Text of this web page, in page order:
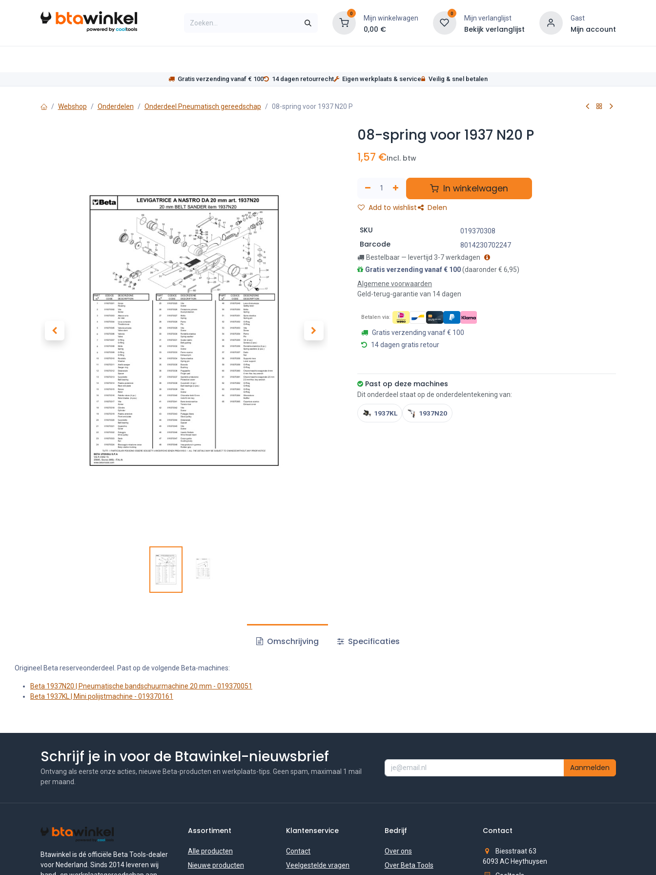
0
Mijn winkelwagen
0,00 €
0
Mijn verlanglijst
Bekijk verlanglijst
Gast
Mijn account
Gratis verzending vanaf € 100 14 dagen retourrecht Eigen werkplaats & service Veilig & snel betalen
Webshop Onderdelen Onderdeel Pneumatisch gereedschap 08-spring voor 1937 N20 P
08-spring voor 1937 N20 P
1,57 €Incl. btw
In winkelwagen
Add to wishlist Delen
SKU 019370308
Barcode
8014230702247
Bestelbaar — levertijd 3-7 werkdagen
Gratis verzending vanaf € 100(daaronder € 6,95)
Algemene voorwaarden
Geld-terug-garantie van 14 dagen
Betalen via:
Gratis verzending vanaf € 100
14 dagen gratis retour
Past op deze machines
Dit onderdeel staat op de onderdelentekening van:
1937KL 1937N20
Omschrijving Specificaties
Origineel Beta reserveonderdeel. Past op de volgende Beta-machines:
Beta 1937N20 | Pneumatische bandschuurmachine 20 mm - 019370051
Beta 1937KL | Mini polijstmachine - 019370161
Schrijf je in voor de Btawinkel-nieuwsbrief
Ontvang als eerste onze acties, nieuwe Beta-producten en werkplaats-tips. Geen spam, maximaal 1 mail
per maand.
Aanmelden
Btawinkel is dé officiële Beta Tools-dealer
voor Nederland. Sinds 2014 leveren wij
Assortiment
Alle producten
Nieuwe producten
Klantenservice
Contact
Veelgestelde vragen
Bedrijf
Over ons
Over Beta Tools
Contact
Biesstraat 63
6093 AC Heythuysen